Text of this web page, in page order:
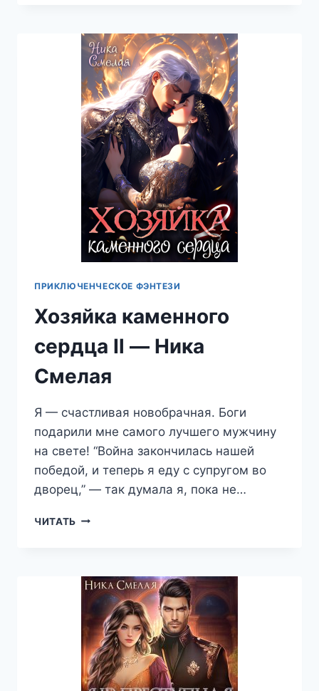
НИКА
СМЕЛАЯ
ПРИКЛЮЧЕНЧЕСКОЕ ФЭНТЕЗИ
Хозяйка каменного
сердца Ιl — Ника
Смелая
Я — счастливая новобрачная. Боги
подарили мне самого лучшего мужчину
на свете! “Война закончилась нашей
победой, и теперь я еду с супругом во
дворец,” — так думала я, пока не…
ЧИТАТЬ ХОЗЯЙКА
—
НИКА
СМЕЛАЯ